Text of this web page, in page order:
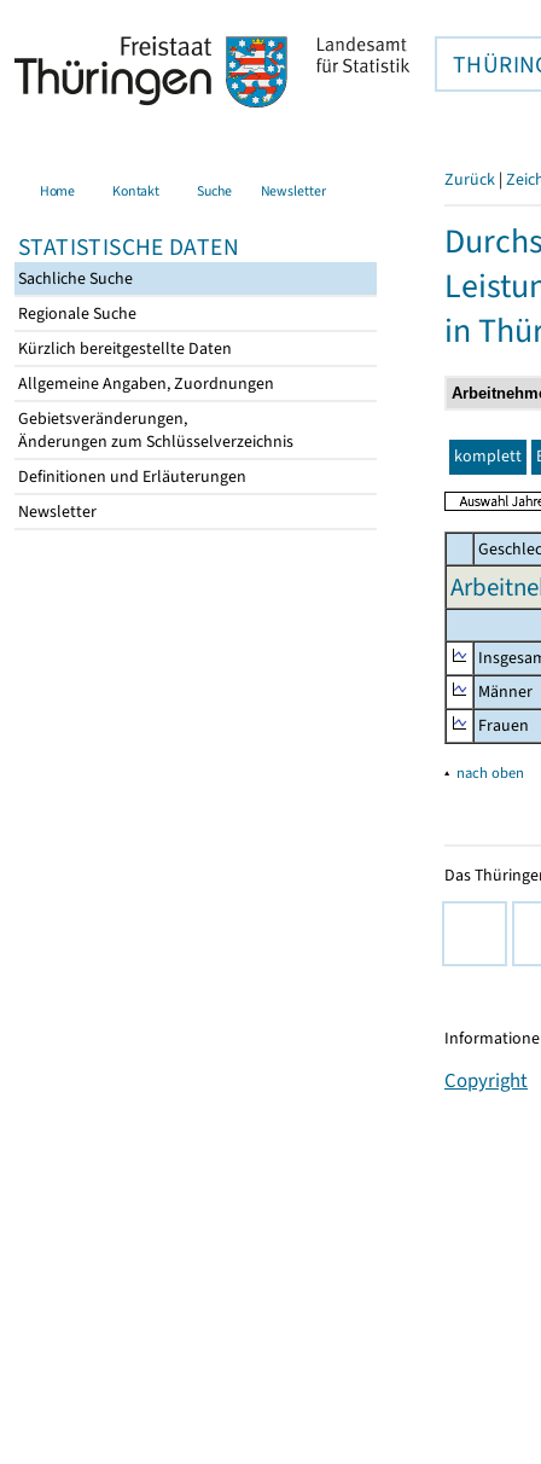
Home Kontakt Suche Newsletter
STATISTISCHE DATEN
Sachliche Suche
Regionale Suche
Kürzlich bereitgestellte Daten
Allgemeine Angaben, Zuordnungen
Gebietsveränderungen,
Änderungen zum Schlüsselverzeichnis
Definitionen und Erläuterungen
Newsletter
Zurück |
in
komplett
Männer
Frauen
▴ nach oben
Das
Copyright